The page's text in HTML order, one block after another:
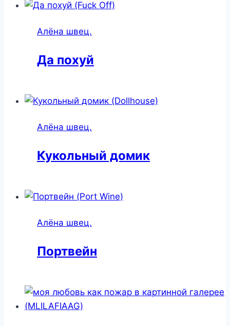
Алёна швец.
Да похуй
Алёна швец.
Кукольный домик
Алёна швец.
Портвейн